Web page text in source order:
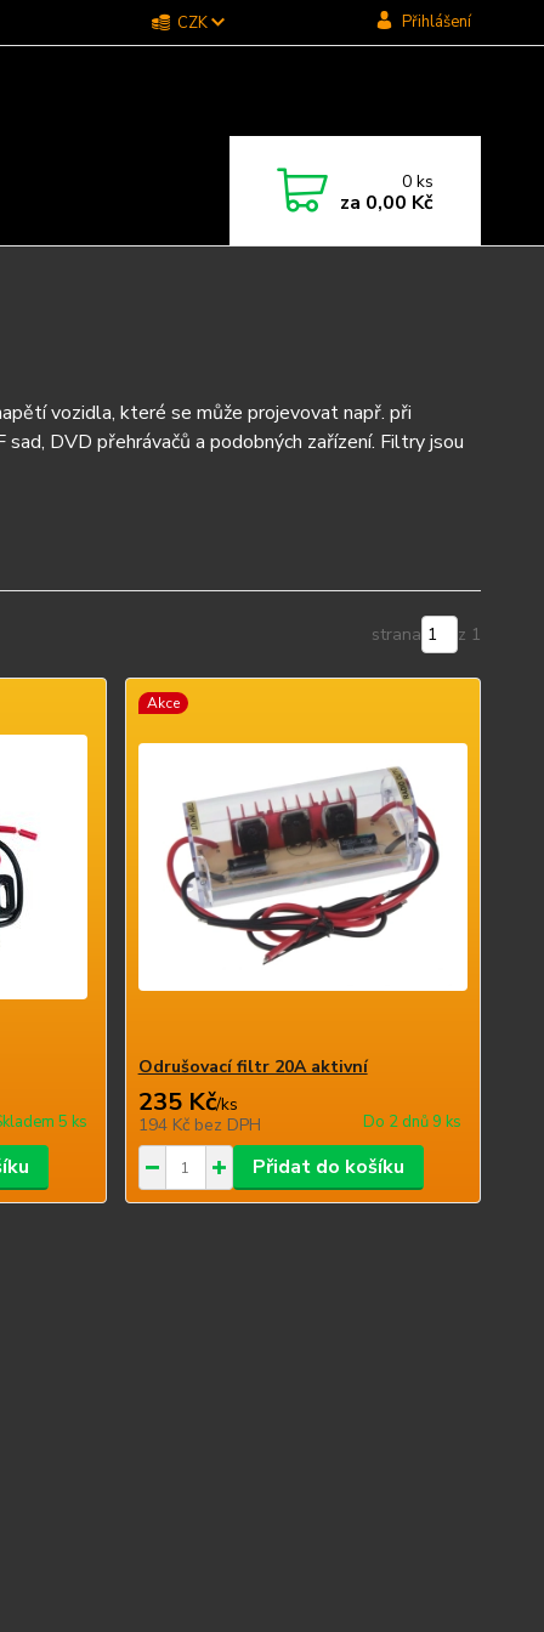
CZK Přihlášení
0ks
za 0,00 Kč
vozidla, které se může projevovat např. při
DVD přehrávačů a podobných zařízení. Filtry jsou
strana z 1
5 ks
Akce
Odrušovací filtr 20A aktivní
235 Kč/ks
194 Kč bez DPH Do 2 dnů 9 ks
Přidat do košíku